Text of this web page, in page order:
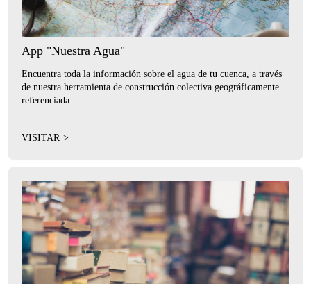
App "Nuestra Agua"
Encuentra toda la información sobre el agua de tu cuenca, a través
de nuestra herramienta de construcción colectiva geográficamente
referenciada.
VISITAR